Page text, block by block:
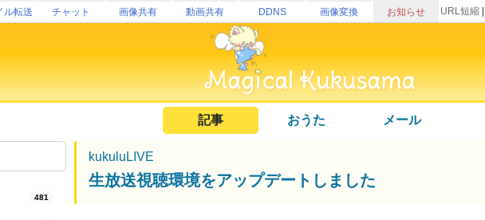
ル転送 チャット 画像共有 動画共有 DDNS 画像変換 お知らせ URL短縮
記事 おうた メール
481
kukuluLIVE
生放送視聴環境をアップデートしました